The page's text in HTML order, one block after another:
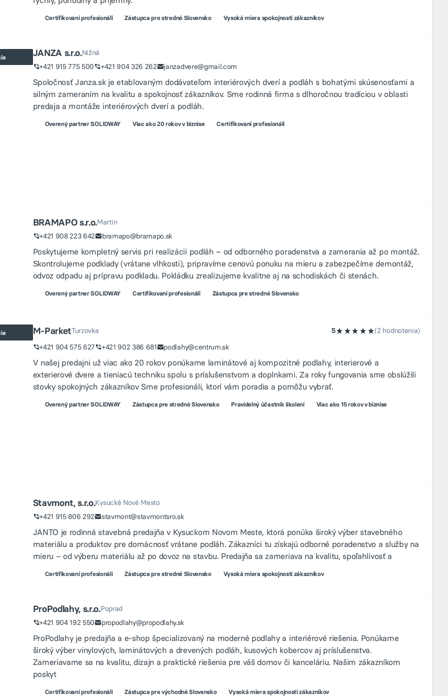
Certifikovaní profesionáli Zástupca pre stredné Slovensko Vysoká miera spokojnosti zákazníkov
JANZA s.r.o.Nižná
+421 915 775 500
+421 904 326 262 janzadvere@gmail.com
Spoločnosť Janza.sk je etablovaným dodávateľom interiérových dverí a podláh s bohatými skúsenosťami a
silným zameraním na kvalitu a spokojnosť zákazníkov. Sme rodinná firma s dlhoročnou tradíciou v oblasti
predaja a montáže interiérových dverí a podláh.
Overený partner SOLIDWAY Viac ako 20 rokov v biznise Certifikovaní profesionáli
BRAMAPO s.r.o.Martin
+421 908 223 642
bramapo@bramapo.sk
Poskytujeme kompletný servis pri realizácii podláh – od odborného poradenstva a zamerania až po montáž.
Skontrolujeme podklady (vrátane vlhkosti), pripravíme cenovú ponuku na mieru a zabezpečíme demontáž,
odvoz odpadu aj prípravu podkladu. Pokládku zrealizujeme kvalitne aj na schodiskách či stenách.
Overený partner SOLIDWAY Certifikovaní profesionáli Zástupca pre stredné Slovensko
M-ParketTurzovka 5
(2 hodnotenia)
+421 904 575 627
+421 902 386 681 podlahy@centrum.sk
V našej predajni už viac ako 20 rokov ponúkame laminátové aj kompozitné podlahy, interierové a
exterierové dvere a tieniacú techniku spolu s príslušenstvom a doplnkami. Za roky fungovania sme obslúžili
stovky spokojných zákazníkov Sme profesionáli, ktorí vám poradia a pomôžu vybrať.
Overený partner SOLIDWAY Zástupca pre stredné Slovensko Pravidelný účastník školení Viac ako 15 rokov v biznise
Stavmont, s.r.o.Kysucké Nové Mesto
+421 915 806 292
stavmont@stavmontsro.sk
JANTO je rodinná stavebná predajňa v Kysuckom Novom Meste, ktorá ponúka široký výber stavebného
materiálu a produktov pre domácnosť vrátane podláh. Zákazníci tu získajú odborné poradenstvo a služby na
mieru – od výberu materiálu až po dovoz na stavbu. Predajňa sa zameriava na kvalitu, spoľahlivosť a
Certifikovaní profesionáli Zástupca pre stredné Slovensko Vysoká miera spokojnosti zákazníkov
ProPodlahy, s.r.o.Poprad
+421 904 192 550
propodlahy@propodlahy.sk
ProPodlahy je predajňa a e‑shop špecializovaný na moderné podlahy a interiérové riešenia. Ponúkame
široký výber vinylových, laminátových a drevených podláh, kusových kobercov aj príslušenstva.
Zameriavame sa na kvalitu, dizajn a praktické riešenia pre váš domov či kanceláriu. Našim zákazníkom
poskyt
Certifikovaní profesionáli Zástupca pre východné Slovensko Vysoká miera spokojnosti zákazníkov